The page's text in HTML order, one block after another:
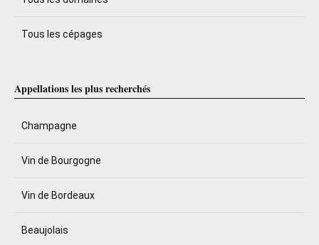
Tous les cépages
Appellations les plus recherchés
Champagne
Vin de Bourgogne
Vin de Bordeaux
Beaujolais